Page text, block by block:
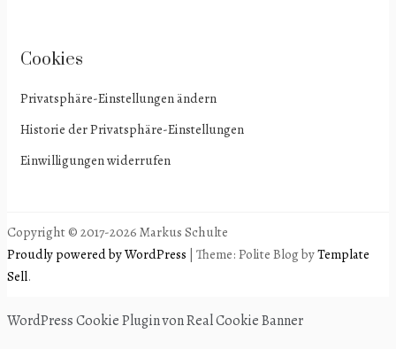
Cookies
Privatsphäre-Einstellungen ändern
Historie der Privatsphäre-Einstellungen
Einwilligungen widerrufen
Copyright © 2017-2026 Markus Schulte
Proudly powered by WordPress | Theme: Polite Blog byTemplate
Sell.
WordPress Cookie Plugin von Real Cookie Banner